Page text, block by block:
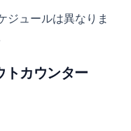
ジュールは異なりま
トカウンター